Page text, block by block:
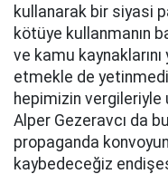
kullanarak bir siyasi
kötüye kullanmanın
ve kamu
etmekle de
hepimizin
Alper Gezeravcı da
propaganda
kaybedeceğiz